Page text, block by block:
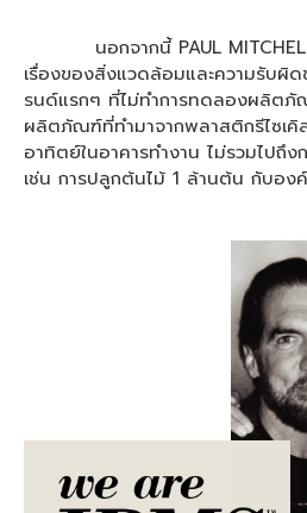
นอกจากนี้ PAUL
เรื่องของสิ่งแวดล้อมและความรับผิ
รนด์แรกๆ ที่ไม่ทำการทดลองผลิตภั
ผลิตภัณฑ์ที่ทำมาจากพลาสติกรีไซเคิ
อาทิตย์ในอาคารทำงาน ไม่รวมไปถึ
เช่น การปลูกต้นไม้ 1 ล้านต้น กับอง